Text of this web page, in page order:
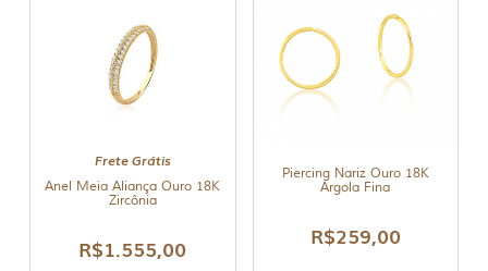
Frete Grátis
Anel Meia Aliança Ouro 18K
Zircônia
R$1.555,00
Piercing Nariz Ouro 18K
Argola Fina
R$259,00